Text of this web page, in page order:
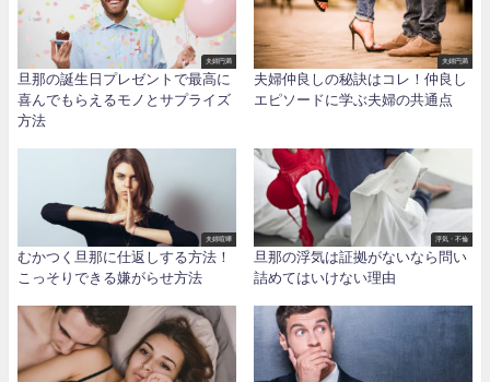
夫婦円満
旦那の誕生日プレゼントで最高に
喜んでもらえるモノとサプライズ
方法
夫婦円満
夫婦仲良しの秘訣はコレ！仲良し
エピソードに学ぶ夫婦の共通点
夫婦喧嘩
むかつく旦那に仕返しする方法！
こっそりできる嫌がらせ方法
浮気・不倫
旦那の浮気は証拠がないなら問い
詰めてはいけない理由